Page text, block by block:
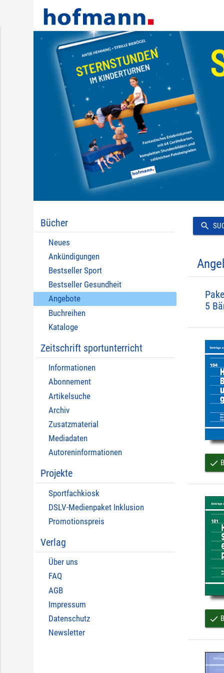
Bücher
Neues
Ankündigungen
Bestseller Sport
Bestseller Gesundheit
Angebote
Buchreihen
Kataloge
Zeitschrift sportunterricht
Informationen
Abonnement
Artikelsuche
Archiv
Zusatzmaterial
Mediadaten
Autoreninformationen
Projekte
Sportfachkiosk
DSLV-Medienpaket Inklusion
Promotionspreis
Verlag
Über uns
FAQ
AGB
Impressum
Datenschutz
Newsletter
search
5
done
done